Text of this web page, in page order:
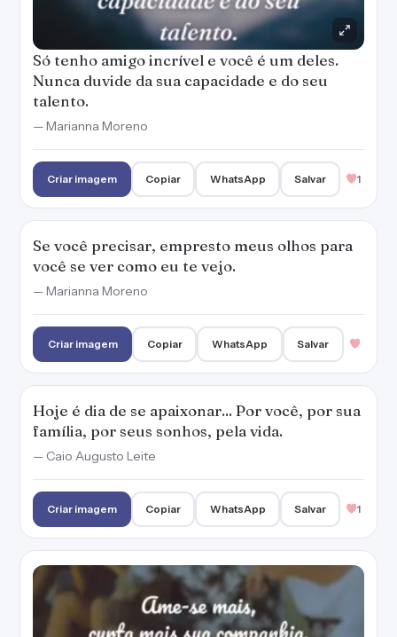
Só tenho amigo incrível e você é um deles.
Nunca duvide da sua capacidade e do seu
talento.
— Marianna Moreno
Criar imagem Copiar WhatsApp Salvar 1
Se você precisar, empresto meus olhos para
você se ver como eu te vejo.
— Marianna Moreno
Criar imagem Copiar WhatsApp Salvar
Hoje é dia de se apaixonar... Por você, por sua
família, por seus sonhos, pela vida.
— Caio Augusto Leite
Criar imagem Copiar WhatsApp Salvar 1